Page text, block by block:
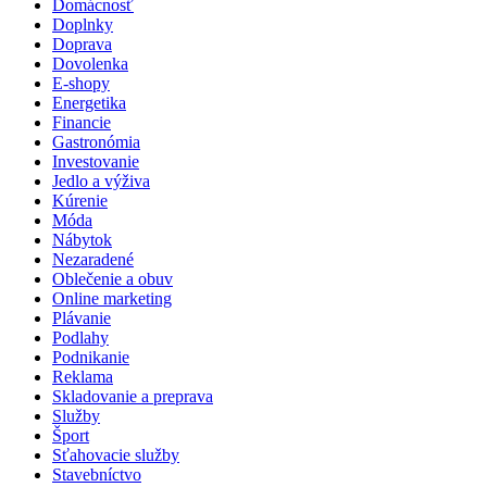
Domácnosť
Doplnky
Doprava
Dovolenka
E-shopy
Energetika
Financie
Gastronómia
Investovanie
Jedlo a výživa
Kúrenie
Móda
Nábytok
Nezaradené
Oblečenie a obuv
Online marketing
Plávanie
Podlahy
Podnikanie
Reklama
Skladovanie a preprava
Služby
Šport
Sťahovacie služby
Stavebníctvo